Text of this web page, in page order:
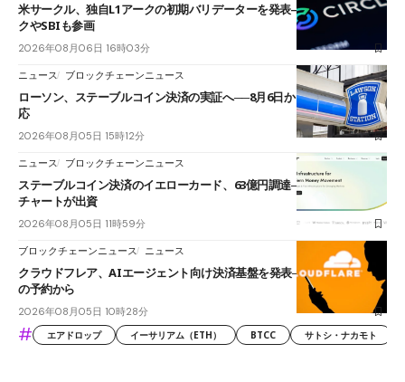
米サークル、独自L1アークの初期バリデーターを発表――ブラックロッ
クやSBIも参画
2026年08月06日 16時03分
ニュース ブロックチェーンニュース
ローソン、ステーブルコイン決済の実証へ──8月6日からJPYCやUSDC対
応
2026年08月05日 15時12分
ニュース ブロックチェーンニュース
ステーブルコイン決済のイエローカード、63億円調達──ソニーやスタン
チャートが出資
2026年08月05日 11時59分
ブロックチェーンニュース ニュース
クラウドフレア、AIエージェント向け決済基盤を発表──まずハンドル名
の予約から
2026年08月05日 10時28分
# エアドロップ イーサリアム（ETH） BTCC サトシ・ナカモト